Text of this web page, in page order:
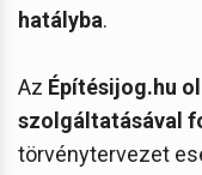
hatályba.
Az Építésijog.hu
szolgáltatásával
törvénytervezet